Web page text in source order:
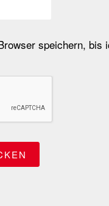
speichern, bis